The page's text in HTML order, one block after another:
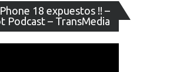
18 expuestos !! –
Podcast – TransMedia
de
vídeo